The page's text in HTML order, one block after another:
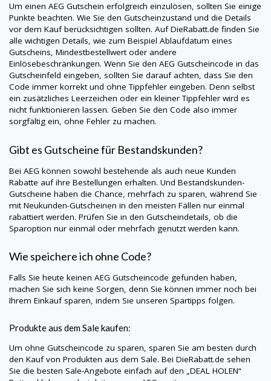
Um einen AEG Gutschein erfolgreich einzulösen, sollten Sie einige
Punkte beachten. Wie Sie den Gutscheinzustand und die Details
vor dem Kauf berücksichtigen sollten. AufDieRabatt.de finden Sie
alle wichtigen Details, wie zum Beispiel Ablaufdatum eines
Gutscheins, Mindestbestellwert oder andere
Einlösebeschränkungen. Wenn Sie den AEG Gutscheincode in das
Gutscheinfeld eingeben, sollten Sie darauf achten, dass Sie den
Code immer korrekt und ohne Tippfehler eingeben. Denn selbst
ein zusätzliches Leerzeichen oder ein kleiner Tippfehler wird es
nicht funktionieren lassen. Geben Sie den Code also immer
sorgfältig ein, ohne Fehler zu machen.
Gibt es Gutscheine für Bestandskunden?
Bei AEG können sowohl bestehende als auch neue Kunden
Rabatte auf ihre Bestellungen erhalten. Und Bestandskunden-
Gutscheine haben die Chance, mehrfach zu sparen, während Sie
mit Neukunden-Gutscheinen in den meisten Fällen nur einmal
rabattiert werden. Prüfen Sie in den Gutscheindetails, ob die
Sparoption nur einmal oder mehrfach genutzt werden kann.
Wie speichere ich ohne Code?
Falls Sie heute keinen AEG Gutscheincode gefunden haben,
machen Sie sich keine Sorgen, denn Sie können immer noch bei
Ihrem Einkauf sparen, indem Sie unseren Spartipps folgen.
Produkte aus dem Sale kaufen:
Um ohne Gutscheincode zu sparen, sparen Sie am besten durch
den Kauf von Produkten aus dem Sale. Bei DieRabatt.de sehen
Sie die besten Sale-Angebote einfach auf den „DEAL HOLEN“